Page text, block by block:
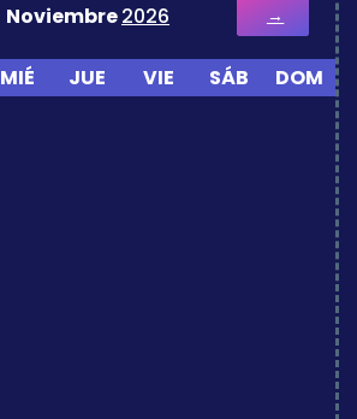
Noviembre2026 →
MIÉ JUE VIE SÁB DOM